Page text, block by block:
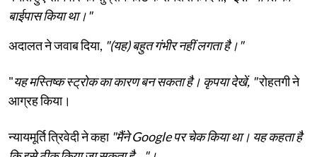
बाईपास किया था।"
अदालत ने जवाब दिया, "(यह) बहुत गंभीर नहीं लगता है।"
"यह मस्तिष्क स्ट्रोक का कारण बन सकता है। कृपया देखें, "रोहतगी ने
आग्रह किया।
न्यायमूर्ति त्रिवेदी ने कहा "मैंने Google पर चेक किया था। यह कहता है